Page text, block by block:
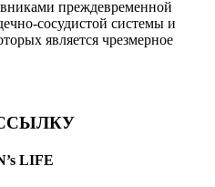
преждевременной
сосудистой системы и
является чрезмерное
LIFE